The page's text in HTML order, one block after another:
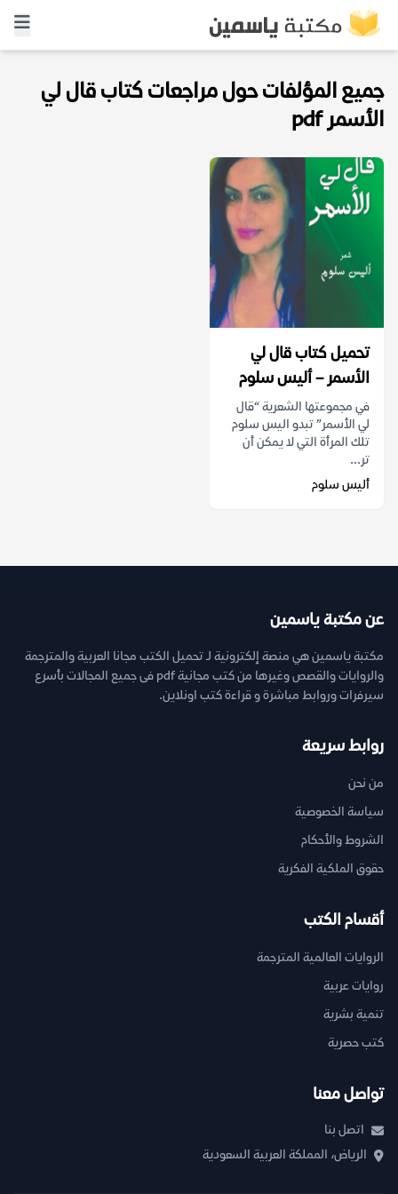
جميع المؤلفات حول مراجعات كتاب قال لي
الأسمر pdf
تحميل كتاب قال لي
الأسمر – أليس سلوم
في مجموعتها الشعرية “قال
لي الأسمر” تبدو اليس سلوم
تلك المرأة التي لا يمكن أن
تر...
أليس سلوم
عن مكتبة ياسمين
مكتبة ياسمين هي منصة إلكترونية لـ تحميل الكتب مجانا العربية والمترجمة
والروايات والقصص وغيرها من كتب مجانية pdf فى جميع المجالات بأسرع
سيرفرات وروابط مباشرة و قراءة كتب اونلاين.
روابط سريعة
من نحن
سياسة الخصوصية
الشروط والأحكام
حقوق الملكية الفكرية
أقسام الكتب
الروايات العالمية المترجمة
روايات عربية
تنمية بشرية
كتب حصرية
تواصل معنا
اتصل بنا
الرياض، المملكة العربية السعودية